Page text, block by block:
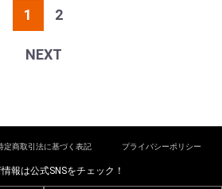
1 2
NEXT
定商取引法に基づく表記 プライバシーポリシー
報は公式SNSをチェック！